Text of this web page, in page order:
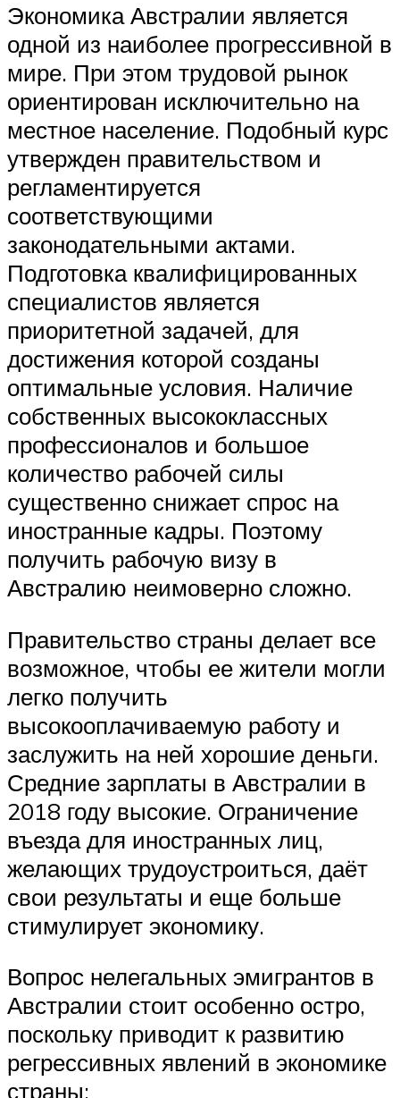
Экономика Австралии является
одной из наиболее прогрессивной в
мире. При этом трудовой рынок
ориентирован исключительно на
местное население. Подобный курс
утвержден правительством и
регламентируется
соответствующими
законодательными актами.
Подготовка квалифицированных
специалистов является
приоритетной задачей, для
достижения которой созданы
оптимальные условия. Наличие
собственных высококлассных
профессионалов и большое
количество рабочей силы
существенно снижает спрос на
иностранные кадры. Поэтому
получить рабочую визу в
Австралию неимоверно сложно.
Правительство страны делает все
возможное, чтобы ее жители могли
легко получить
высокооплачиваемую работу и
заслужить на ней хорошие деньги.
Средние зарплаты в Австралии в
2018 году высокие. Ограничение
въезда для иностранных лиц,
желающих трудоустроиться, даёт
свои результаты и еще больше
стимулирует экономику.
Вопрос нелегальных эмигрантов в
Австралии стоит особенно остро,
поскольку приводит к развитию
регрессивных явлений в экономике
страны: